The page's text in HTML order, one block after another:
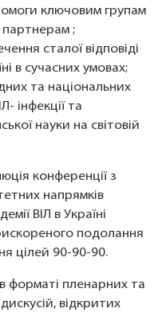
ключовим групам
партнерам ;
сталої відповіді
в сучасних умовах;
та національних
інфекції та
науки на світовій
конференції з
напрямків
ВІЛ в Україні
подолання
цілей 90-90-90.
форматі пленарних та
відкритих